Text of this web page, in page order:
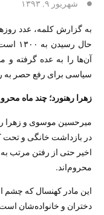
شهریور ۹, ۱۳۹۳
به گزارش کلمه، عدد
حال
آن‌ها را به عده گرفته و
سیاسی برای رفع حصر به
زهرا رهنورد؛ چند ماه
در بازداشت خانگی و تحت
اخیر حتی از رفتن مرتب به
محروم‌اند.
این مادر کهنسال که چشم
دختران و خانواده‌شان